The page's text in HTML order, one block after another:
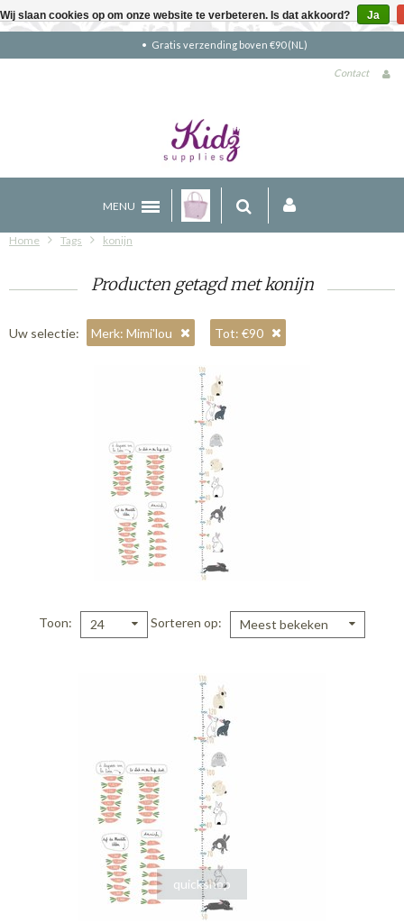
Gratis verzending boven €90 (NL)
Contact
MENU
Home Tags konijn
Producten getagd met konijn
Uw selectie: Merk: Mimi'lou Tot: €90
Toon 24 Sorteren op Meest bekeken
quickshop
Wij slaan cookies op om onze website te verbeteren. Is dat akkoord? Ja